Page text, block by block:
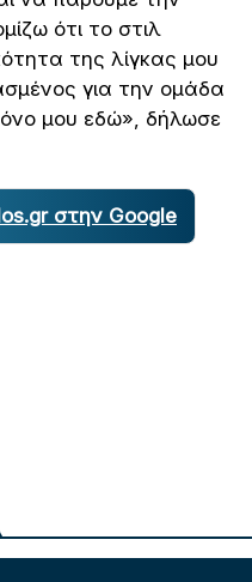
ότι το στιλ
της λίγκας μου
για την ομάδα
μου εδώ», δήλωσε
στην Google